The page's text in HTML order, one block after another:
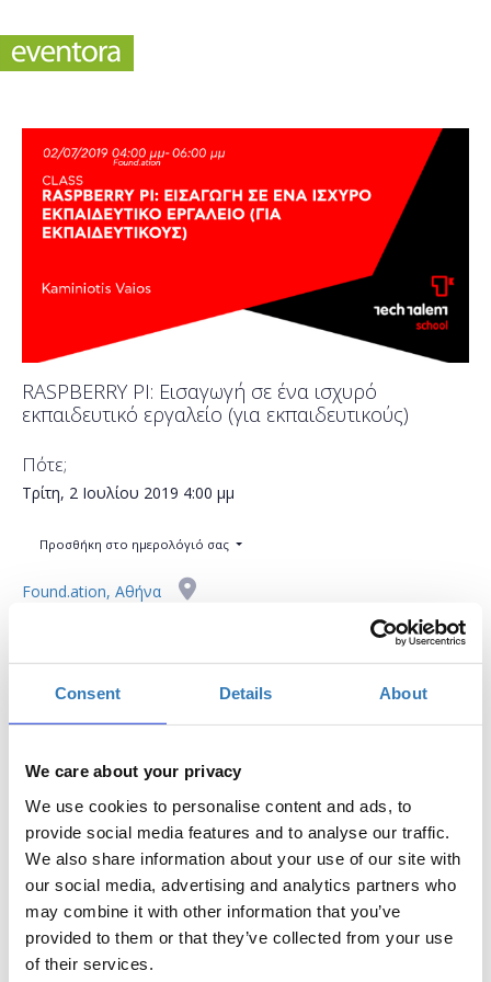
Consent Details About
We care about your privacy
We use cookies to personalise content and ads, to
provide social media features and to analyse our traffic.
We also share information about your use of our site with
our social media, advertising and analytics partners who
may combine it with other information that you’ve
provided to them or that they’ve collected from your use
of their services.
RASPBERRY PI: Εισαγωγή σε ένα ισχυρό
εκπαιδευτικό εργαλείο (για εκπαιδευτικούς)
Πότε;
Τρίτη, 2 Ιουλίου 2019 4:00 μμ
Προσθήκη στο ημερολόγιό σας
Found.ation, Αθήνα
Συμμετοχή Η περίοδος εγγραφών έχει λήξει.
Στόχος αυτού του σεμιναρίου είναι να ωθήσει
εκπαιδευτικούς σε νέες διαδραστικές και δυναμικές
μεθοδολογίες μάθησης όπως είναι το Raspberry Pi.
ΒΑΣΙΚΑ ΣΗΜΕΙΑ: